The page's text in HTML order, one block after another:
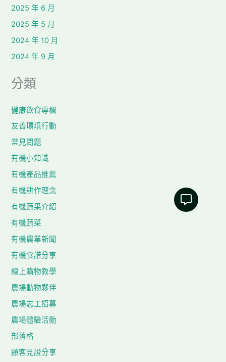
2025 年 6 月
2025 年 5 月
2024 年 10 月
2024 年 9 月
分類
健康飲食專欄
友善環境行動
常見問題
有機小知識
有機產品推薦
有機耕作理念
有機蔬果介紹
有機蔬菜
有機農業新聞
有機食譜分享
線上購物教學
農場動物夥伴
農場志工招募
農場體驗活動
部落格
顧客見證分享